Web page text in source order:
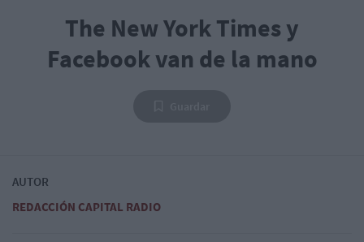
The New York Times y
Facebook van de la mano
AUTOR
REDACCIÓN CAPITAL RADIO